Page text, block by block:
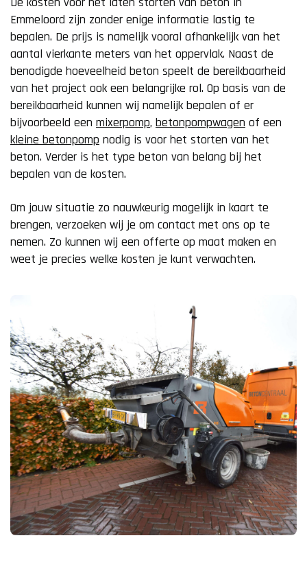
Emmeloord zijn zonder enige informatie lastig te
bepalen. De prijs is namelijk vooral afhankelijk van het
aantal vierkante meters van het oppervlak. Naast de
benodigde hoeveelheid beton speelt de bereikbaarheid
van het project ook een belangrijke rol. Op basis van de
bereikbaarheid kunnen wij namelijk bepalen of er
bijvoorbeeld een mixerpomp, betonpompwagen of een
kleine betonpomp nodig is voor het storten van het
beton. Verder is het type beton van belang bij het
bepalen van de kosten.
Om jouw situatie zo nauwkeurig mogelijk in kaart te
brengen, verzoeken wij je om contact met ons op te
nemen. Zo kunnen wij een offerte op maat maken en
weet je precies welke kosten je kunt verwachten.